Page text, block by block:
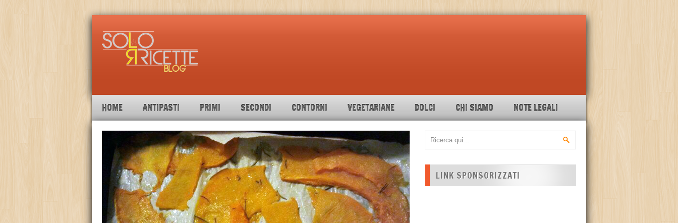
HOME ANTIPASTI PRIMI SECONDI CONTORNI VEGETARIANE DOLCI CHI SIAMO NOTE LEGALI
LINK SPONSORIZZATI